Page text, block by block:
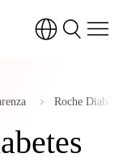
Roche